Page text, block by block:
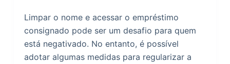
Limpar o nome e acessar o empréstimo
consignado pode ser um desafio para quem
está negativado. No entanto, é possível
adotar algumas medidas para regularizar a